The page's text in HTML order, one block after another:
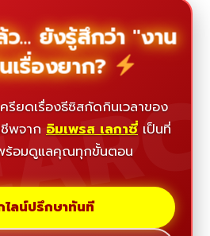
... ยังรู้สึกว่า "งาน
เรื่องยาก?
รียดเรื่องธีซิสกัดกินเวลาของ
พจาก อิมเพรส เลกาซี่ เป็นที่
ร้อมดูแลคุณทุกขั้นตอน
ไลน์ปรึกษาทันที